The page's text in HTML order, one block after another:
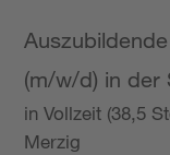
(m/w/d) in der
in Vollzeit (38,5
Merzig